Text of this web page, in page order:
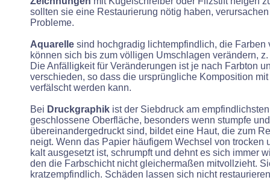
sollten sie eine Restaurierung nötig haben,
Probleme.
Aquarelle sind hochgradig lichtempfindlich, die Farben
können sich bis zum völligen Umschlagen verändern,
Die Anfälligkeit für Veränderungen ist je nach Farbton
verschieden, so dass die ursprüngliche Komposition
verfälscht werden kann.
Bei Druckgraphik ist der Siebdruck am
geschlossene Oberfläche, besonders wenn stumpfe
übereinandergedruckt sind, bildet eine Haut, die zum
neigt. Wenn das Papier häufigem Wechsel von trocken
kalt ausgesetzt ist, schrumpft und dehnt es sich immer
den die Farbschicht nicht gleichermaßen mitvollzieht.
kratzempfindlich. Schäden lassen sich nicht